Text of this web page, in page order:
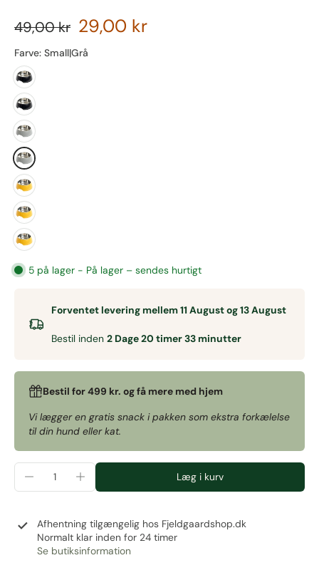
49,00 kr 29,00 kr
Farve: Small|Grå
5 på lager - På lager – sendes hurtigt
Forventet levering mellem 11 August og 13 August
Bestil inden 2 Dage 20 timer 33 minutter
Bestil for 499 kr. og få mere med hjem
Vi lægger en gratis snack i pakken som ekstra forkælelse
til din hund eller kat.
Læg i kurv
Afhentning tilgængelig hos Fjeldgaardshop.dk
Normalt klar inden for 24 timer
Se butiksinformation